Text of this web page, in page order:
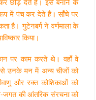
कर छोड़ देते हैं। इसे बनाने के
में पंच कर देते हैं। साँचे पर
है। गुटेनबर्ग ने वर्णमाला के
किया।
पर काम करते थे। वहाँ वे
उनके मन में अन्य चीजों को
और रक्त कोशिकाओं को
की आंतरिक संरचना को